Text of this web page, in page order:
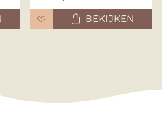
BEKIJKEN